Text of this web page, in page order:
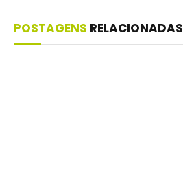
POSTAGENS RELACIONADAS